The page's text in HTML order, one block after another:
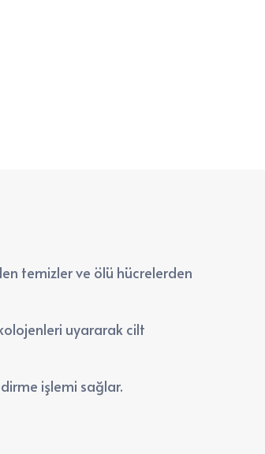
temizler ve ölü hücrelerden
uyararak cilt
işlemi sağlar.